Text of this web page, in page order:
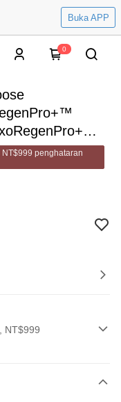
Buka APP
0
Gentian
penghataran
NT$999